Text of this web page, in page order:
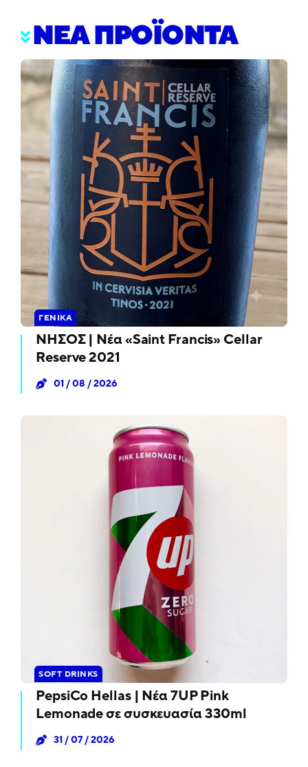
ΝΕΑ ΠΡΟΪΟΝΤΑ
ΓΕΝΙΚΆ
ΝΗΣΟΣ | Νέα «Saint Francis» Cellar
Reserve 2021
01 / 08 / 2026
SOFT DRINKS
PepsiCo Hellas | Νέα 7UP Pink
Lemonade σε συσκευασία 330ml
31 / 07 / 2026